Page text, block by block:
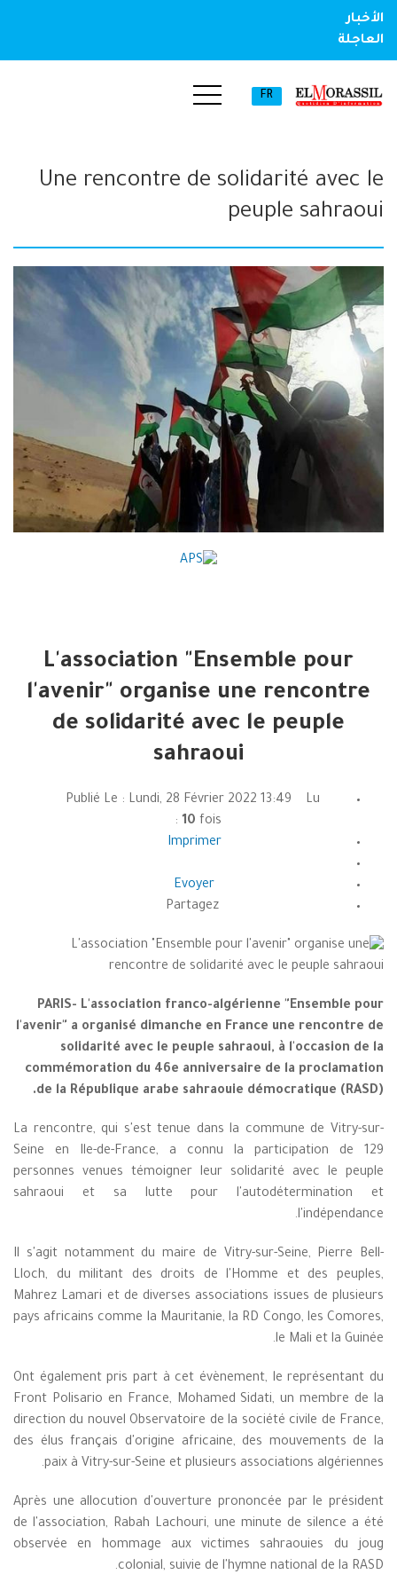
الأخبار
العاجلة
FR
Une rencontre de solidarité avec le
peuple sahraoui
L'association "Ensemble pour
l'avenir" organise une rencontre
de solidarité avec le peuple
sahraoui
Publié Le : Lundi, 28 Février 2022 13:49 Lu
: 10 fois
Imprimer
Evoyer
PARIS- L'association franco-algérienne "Ensemble pour
l'avenir" a organisé dimanche en France une rencontre de
solidarité avec le peuple sahraoui, à l'occasion de la
commémoration du 46e anniversaire de la proclamation
de la République arabe sahraouie démocratique (RASD).
La rencontre, qui s'est tenue dans la commune de Vitry-sur-
Seine en Ile-de-France, a connu la participation de 129
personnes venues témoigner leur solidarité avec le peuple
sahraoui et sa lutte pour l'autodétermination et
l'indépendance.
Il s'agit notamment du maire de Vitry-sur-Seine, Pierre Bell-
Lloch, du militant des droits de l'Homme et des peuples,
Mahrez Lamari et de diverses associations issues de plusieurs
pays africains comme la Mauritanie, la RD Congo, les Comores,
le Mali et la Guinée.
Ont également pris part à cet évènement, le représentant du
Front Polisario en France, Mohamed Sidati, un membre de la
direction du nouvel Observatoire de la société civile de France,
des élus français d'origine africaine, des mouvements de la
paix à Vitry-sur-Seine et plusieurs associations algériennes.
Après une allocution d'ouverture prononcée par le président
de l'association, Rabah Lachouri, une minute de silence a été
observée en hommage aux victimes sahraouies du joug
colonial, suivie de l'hymne national de la RASD.